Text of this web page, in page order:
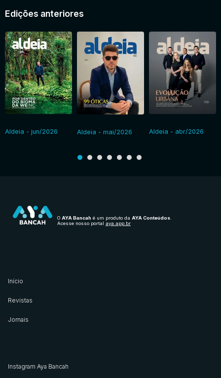
Edições anteriores
Aldeia - jun/2026 Aldeia - mai/2026 Aldeia - abr/2026
O AYA Bancah é um produto da AYA Conteúdos
Acesse nosso portal aya.app.br
Início
Revistas
Jornais
Instagram Aya Bancah